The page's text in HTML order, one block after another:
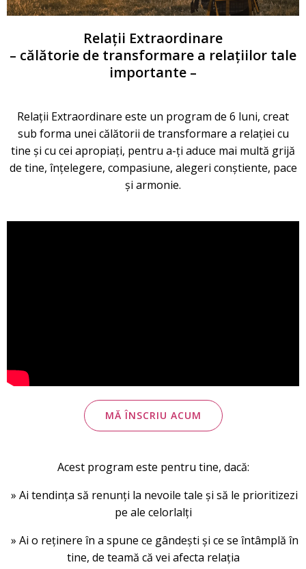
Relații Extraordinare
– călătorie de transformare a relațiilor tale
importante –
Relații Extraordinare este un program de 6 luni, creat
sub forma unei călătorii de transformare a relației cu
tine și cu cei apropiați, pentru a-ți aduce mai multă grijă
de tine, înțelegere, compasiune, alegeri conștiente, pace
și armonie.
MĂ ÎNSCRIU ACUM
Acest program este pentru tine, dacă:
» Ai tendința să renunți la nevoile tale și să le prioritizezi
pe ale celorlalți
» Ai o reținere în a spune ce gândești și ce se întâmplă în
tine, de teamă că vei afecta relația